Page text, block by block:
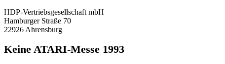
HDP-Vertriebsgesellschaft mbH
Hamburger Straße 70
22926 Ahrensburg
Keine ATARI-Messe 1993